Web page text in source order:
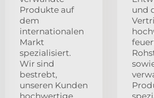
Produkte auf
dem
internationalen
Markt
spezialisiert.
Wir sind
bestrebt,
unseren Kunden
hochwertige
und